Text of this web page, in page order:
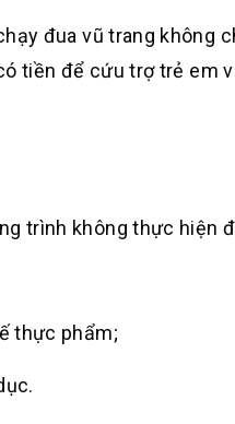
đua vũ trang không
tiền để cứu trợ trẻ em
trình không thực hiện
thực phẩm;